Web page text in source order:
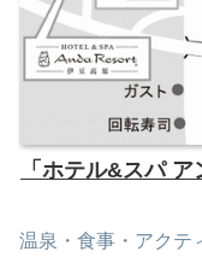
「ホテル&スパ
温泉・食事・アクテ